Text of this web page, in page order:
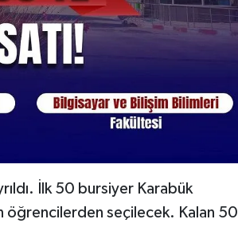
İlk 50 bursiyer Karabük
öğrencilerden seçilecek. Kalan 50